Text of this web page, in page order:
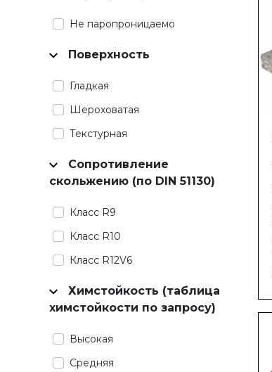
Не паропроницаемо
Поверхность
Гладкая
Шероховатая
Текстурная
Сопротивление
скольжению (по DIN 51130)
Класс R9
Класс R10
Класс R12V6
Химстойкость (таблица
химстойкости по запросу)
Высокая
Средняя